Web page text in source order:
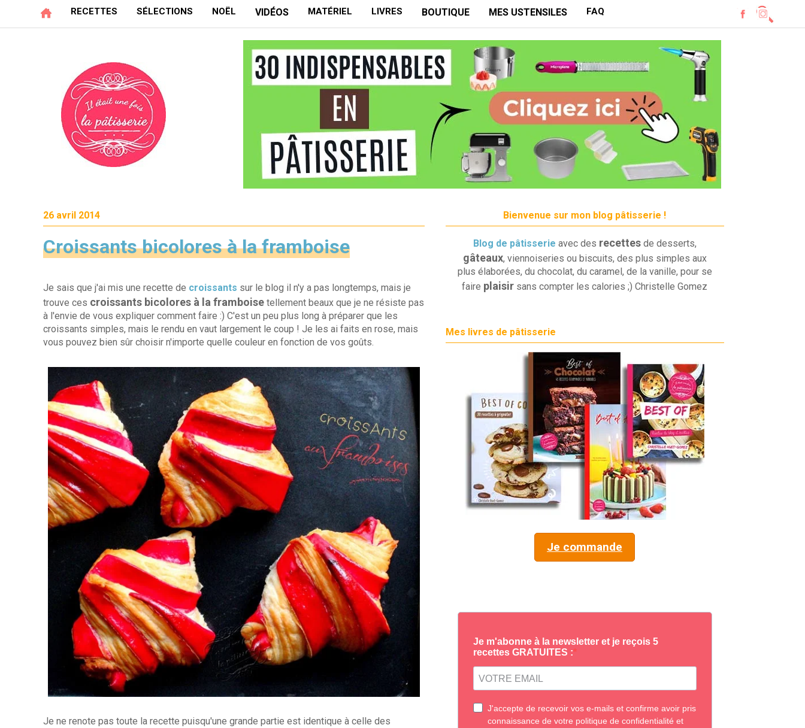
RECETTES SÉLECTIONS NOËL VIDÉOS MATÉRIEL LIVRES BOUTIQUE MES USTENSILES FAQ
26 avril 2014
Croissants bicolores à la framboise
Je sais que j'ai mis une recette de croissants sur le blog il n'y a pas longtemps, mais je
trouve ces croissants bicolores à la framboise tellement beaux que je ne résiste pas
à l'envie de vous expliquer comment faire :) C'est un peu plus long à préparer que les
croissants simples, mais le rendu en vaut largement le coup ! Je les ai faits en rose, mais
vous pouvez bien sûr choisir n'importe quelle couleur en fonction de vos goûts.
Je ne renote pas toute la recette puisqu'une grande partie est identique à celle des
Bienvenue sur mon blog pâtisserie !
Blog de pâtisserie avec des recettes de desserts,
gâteaux, viennoiseries ou biscuits, des plus simples aux
plus élaborées, du chocolat, du caramel, de la vanille, pour se
faire plaisir sans compter les calories ;) Christelle Gomez
Mes livres de pâtisserie
Je commande